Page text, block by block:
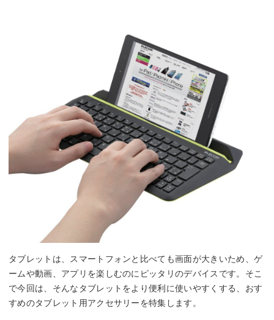
タブレットは、スマートフォンと比べても画面が大きいため、ゲ
ームや動画、アプリを楽しむのにピッタリのデバイスです。そこ
で今回は、そんなタブレットをより便利に使いやすくする、おす
すめのタブレット用アクセサリーを特集します。